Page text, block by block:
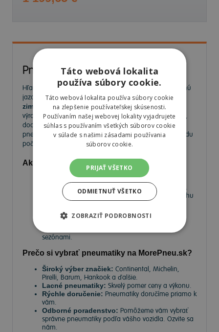
Pneumatiky
Hľadáte kvalitnépneumatikypre bezpečnú a komfortnú
jazdu? NaMorePneu.sknájdete široký výber letných,
zimných a celoročných pneumatíkod popredných
výrobcov. Ponúkame pneumatiky pre osobné autá, SUV,
dodávky aj úžitkové vozidlá. Vyberte si spoľahlivé
pneumatiky za výhodné ceny a užívajte si bezpečnú jazdu
počas celého roka.
Aké pneumatiky nájdete v našej ponuke?
Letné pneumatiky– Ideálne na horúce mesiace,
poskytujú výbornú priľnavosť a nízky valivý odpor.
Zimné pneumatiky– Navrhnuté pre jazdu na snehu
priľnavosťou.
Celoročné pneumatiky – Univerzálne riešenie pre
vodičov, ktorí nechcú meniť pneumatiky medzi
sezónami.
Prečo si vybrať pneumatiky na MorePneu.sk?
Široký výber značiek: Continental, Michelin,
Pirelli, Barum, Hankook a ďalšie.
Lacné pneumatiky: Skvelý pomer ceny a výkonu.
Rýchle doručenie: Pneumatiky doručíme priamo k
vám.
Odborné poradenstvo: Pomôžeme vám vybrať
správne pneumatiky podľa vášho vozidla. Ozvite sa
nám.
Táto webová lokalita
používa súbory cookie.
Táto webová lokalita používa súbory cookie
na zlepšenie používateľskej skúsenosti.
Používaním našej webovej lokality vyjadrujete
súhlas s používaním všetkých súborov cookie
v súlade s našimi zásadami používania
súborov cookie.
PRIJAŤ VŠETKO
ODMIETNUŤ VŠETKO
ZOBRAZIŤ PODROBNOSTI